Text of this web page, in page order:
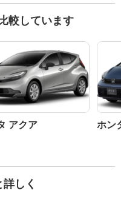
較しています
アクア ホン
しく